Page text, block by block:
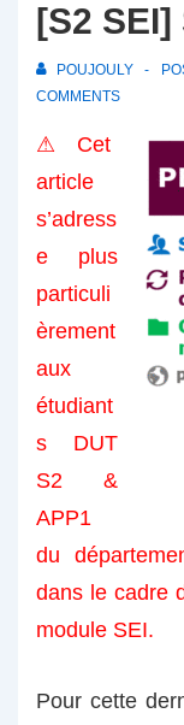
[S2 SEI]
POUJOULY
COMMENTS
⚠ Cet
article
s’adress
e plus
particuli
èrement
aux
étudiant
s DUT
S2 &
APP1
du
dans le cadre
module SEI.
Pour cette